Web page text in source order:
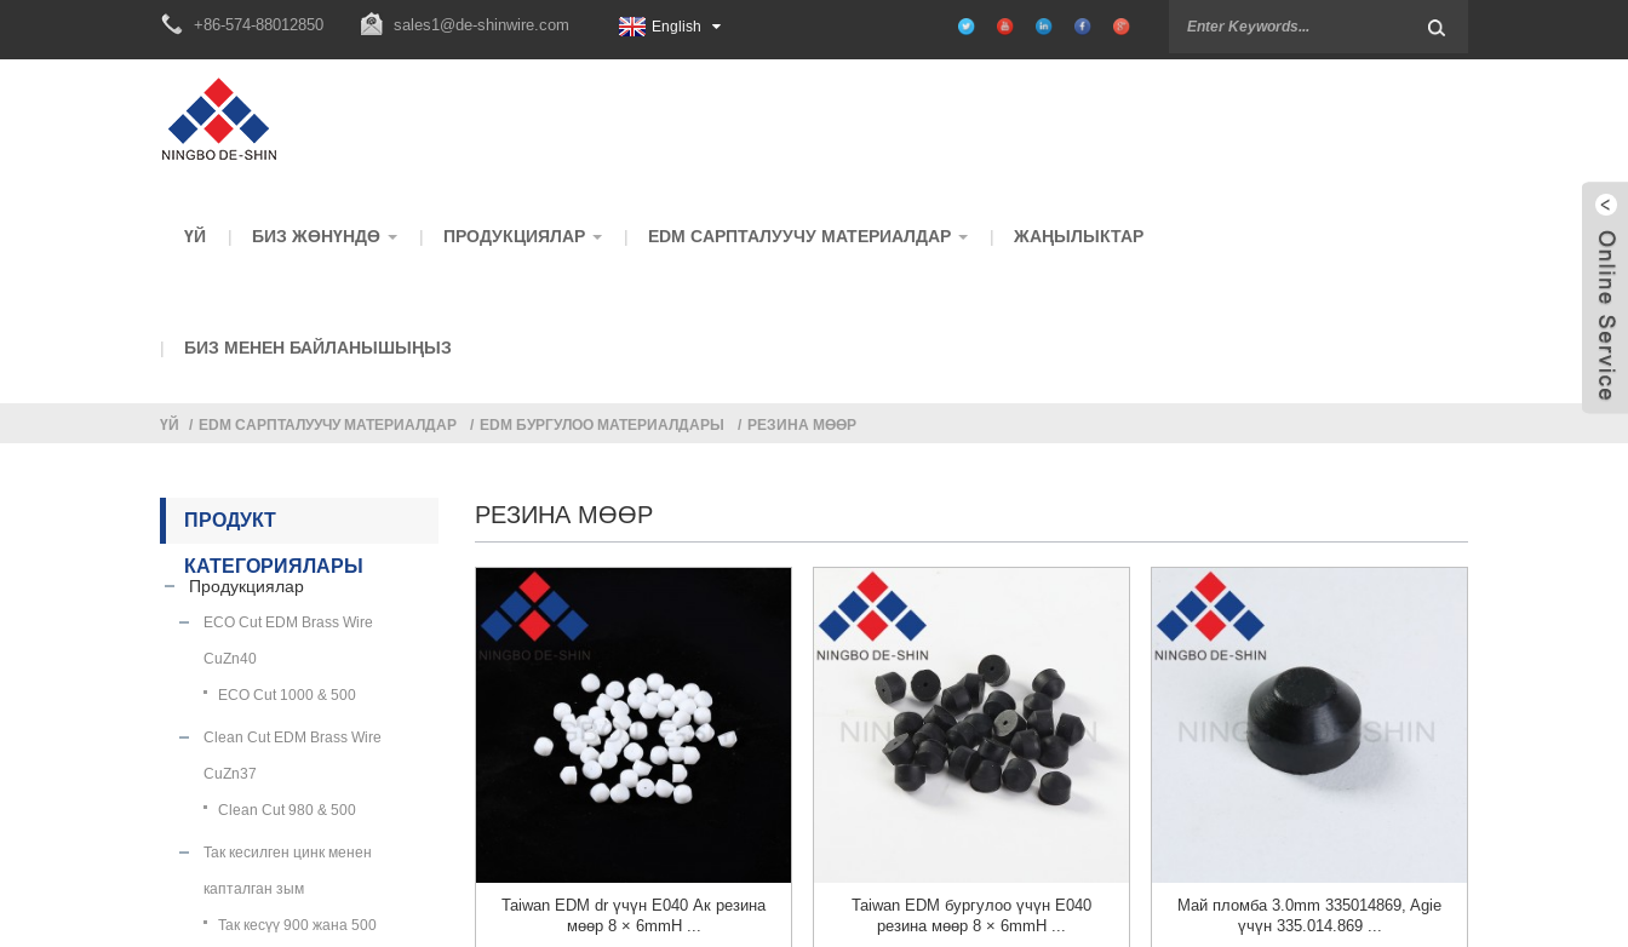
+86-574-88012850 sales1@de-shinwire.com English
ҮЙ БИЗ ЖӨНҮНДӨ ПРОДУКЦИЯЛАР EDM САРПТАЛУУЧУ МАТЕРИАЛДАР ЖАҢЫЛЫКТАР
БИЗ МЕНЕН БАЙЛАНЫШЫҢЫЗ
ҮЙ EDM САРПТАЛУУЧУ МАТЕРИАЛДАР EDM БУРГУЛОО МАТЕРИАЛДАРЫ РЕЗИНА МӨӨР
ПРОДУКТ
КАТЕГОРИЯЛАРЫ
Продукциялар
ECO Cut EDM Brass Wire
CuZn40
ECO Cut 1000 & 500
Clean Cut EDM Brass Wire
CuZn37
Clean Cut 980 & 500
Так кесилген цинк менен
капталган зым
Так кесүү 900 жана 500
РЕЗИНА МӨӨР
Taiwan EDM dr үчүн E040 Ак резина
мөөр 8 × 6mmH ...
Taiwan EDM бургулоо үчүн E040
резина мөөр 8 × 6mmH ...
Май пломба 3.0mm 335014869, Agie
үчүн 335.014.869 ...